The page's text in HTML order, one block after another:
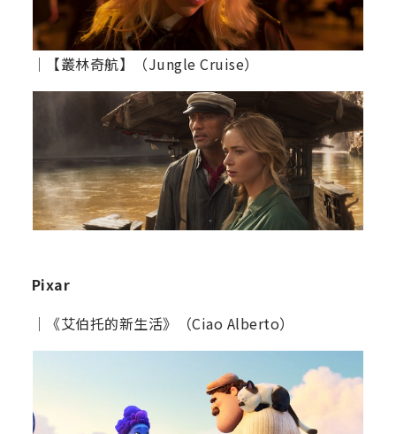
│【叢林奇航】（Jungle Cruise）
Pixar
│《艾伯托的新生活》（Ciao Alberto）